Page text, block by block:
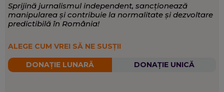
Sprijină jurnalismul independent, sancționează
manipularea și contribuie la normalitate și dezvoltare
predictibilă în România!
ALEGE CUM VREI SĂ NE SUSȚII
DONAȚIE LUNARĂ DONAȚIE UNICĂ